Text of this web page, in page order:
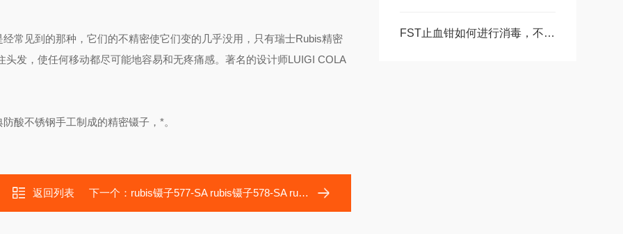
FST止血钳如何进行消毒，不懂的请看这里！
经常见到的那种，它们的不精密使它们变的几乎没用，只有瑞士Rubis精密
发，使任何移动都尽可能地容易和无疼痛感。著名的设计师LUIGI COLA
酸不锈钢手工制成的精密镊子，*。
返回列表 下一个： rubis镊子577-SA rubis镊子578-SA rubis代理 SMD零件镊子